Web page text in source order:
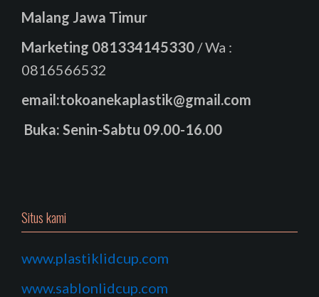
Malang Jawa Timur
Marketing 081334145330 / Wa :
0816566532
email:tokoanekaplastik@gmail.com
Buka: Senin-Sabtu 09.00-16.00
Situs kami
www.plastiklidcup.com
www.sablonlidcup.com